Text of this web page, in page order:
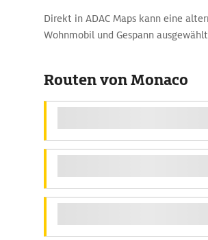
Direkt in ADAC Maps kann eine
Wohnmobil und Gespann
Routen von Monaco